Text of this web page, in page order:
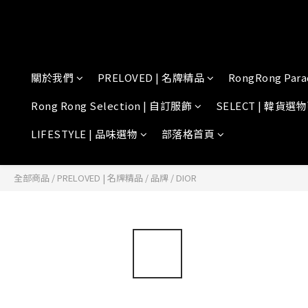
關於我們 PRELOVED | 名牌精品
RongRong
Rong Rong Selection | 自訂服飾
SELECT | 韓貨選
LIFESTYLE | 品味選物
部落格首頁
全部商品 / PRELOVED | 名牌精品 / 品牌 / DIOR